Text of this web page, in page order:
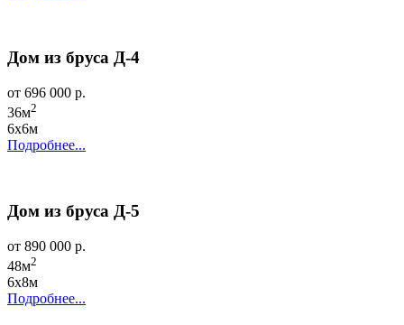
Дом из бруса Д-4
от 696 000 р.
36м2
6х6м
Подробнее...
Дом из бруса Д-5
от 890 000 р.
48м2
6х8м
Подробнее...